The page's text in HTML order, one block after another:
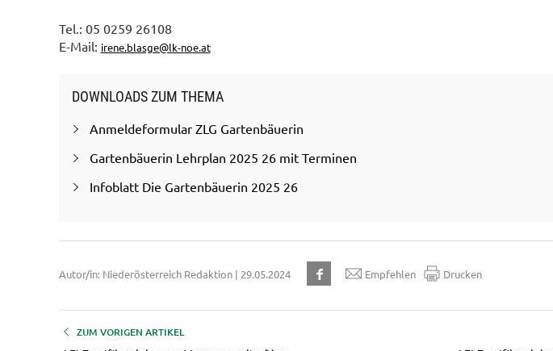
Tel.: 05 0259 26108
E-Mail: irene.blasge@lk-noe.at
DOWNLOADS ZUM THEMA
Anmeldeformular ZLG Gartenbäuerin
Gartenbäuerin Lehrplan 2025 26 mit Terminen
Infoblatt Die Gartenbäuerin 2025 26
Autor/in: Niederösterreich Redaktion | 29.05.2024 Empfehlen Drucken
ZUM VORIGEN ARTIKEL